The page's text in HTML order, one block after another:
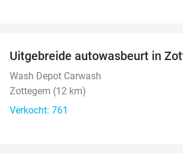
Uitgebreide autowasbeurt in
Wash Depot Carwash
Zottegem (12 km)
Verkocht: 761